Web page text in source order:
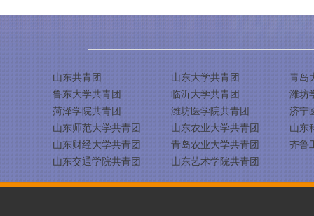
山东共青团 山东大学共青团
青岛
鲁东大学共青团
临沂大学共青团
潍坊
菏泽学院共青团
潍坊医学院共青团
济宁
山东师范大学共青团
山东农业大学共青团
山东
山东财经大学共青团
青岛农业大学共青团
齐鲁
山东交通学院共青团
山东艺术学院共青团